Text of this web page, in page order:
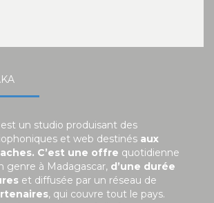
un studio produisant des
et web destinés aux
C’est une offre quotidienne
genre à Madagascar, d’une durée
et diffusée par un réseau de
, qui couvre tout le pays.